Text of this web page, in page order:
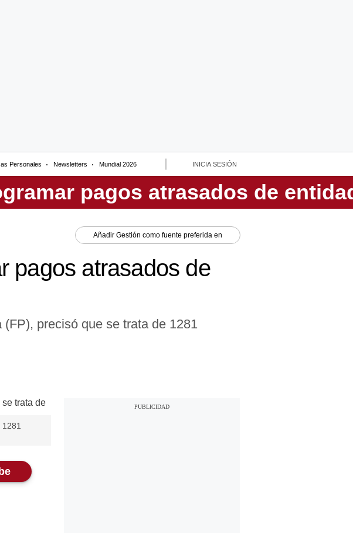
Personales Newsletters Mundial 2026 INICIA SESIÓN
Añadir Gestión como fuente preferida en
pagos atrasados de
precisó que se trata de 1281